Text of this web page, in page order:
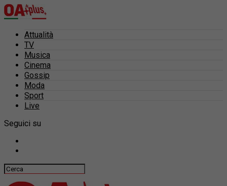
Attualità
TV
Musica
Cinema
Gossip
Moda
Sport
Live
Seguici su